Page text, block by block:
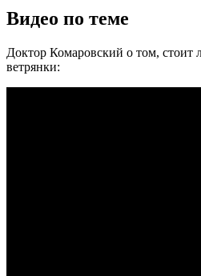
Видео по теме
Доктор Комаровский о том, стоит
ветрянки: